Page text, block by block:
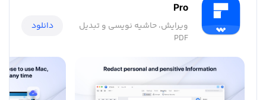
Pro
ویرایش، حاشیه نویسی و تبدیل
PDF
دانلود